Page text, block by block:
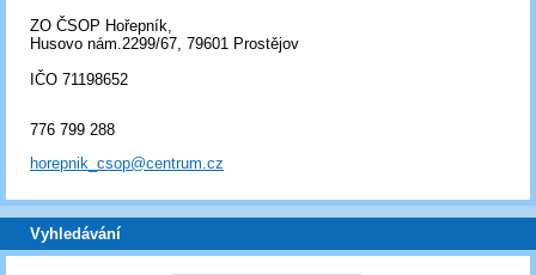
ZO ČSOP Hořepník,
Husovo nám.2299/67, 79601 Prostějov
IČO 71198652
776 799 288
horepnik_csop@centrum.cz
Vyhledávání